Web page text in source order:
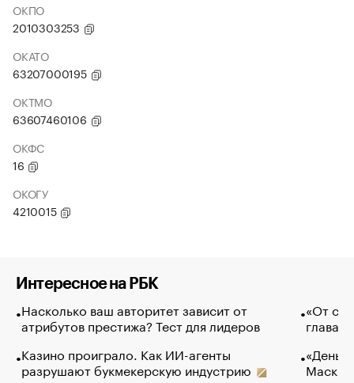
ОКПО
2010303253
ОКАТО
63207000195
ОКТМО
63607460106
ОКФС
16
ОКОГУ
4210015
Интересное на РБК
Насколько ваш авторитет зависит от
атрибутов престижа? Тест для лидеров
Казино проиграло. Как ИИ-агенты
разрушают букмекерскую индустрию
«От
глава
Маск в